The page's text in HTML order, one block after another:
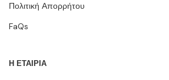
Πολιτική Απορρήτου
FaQs
Η ΕΤΑΙΡΙΑ